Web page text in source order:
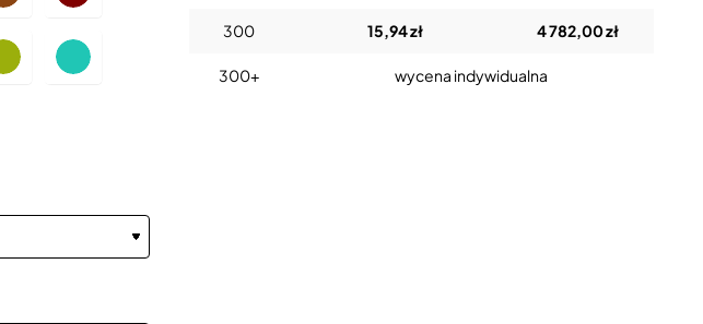
300 15,94 zł 4 782,00 zł
300+ wycena indywidualna